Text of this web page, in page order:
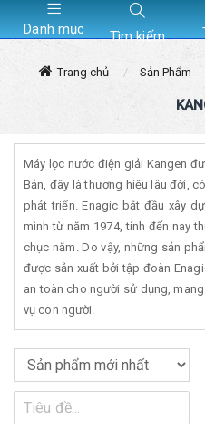
Danh mục Tìm kiếm
Trang chủ Sản Phẩm
Máy lọc nước điện giải Kangen
Bản, đây là thương hiệu lâu đời,
phát triển. Enagic bắt đầu xây
mình từ năm 1974, tính đến nay
chục năm. Do vậy, những sản
được sản xuất bởi tập đoàn
an toàn cho người sử dụng,
vụ con người.